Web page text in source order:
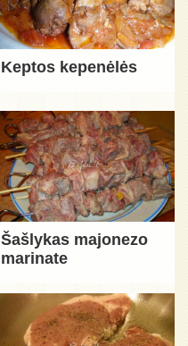
Keptos kepenėlės
Šašlykas majonezo
marinate